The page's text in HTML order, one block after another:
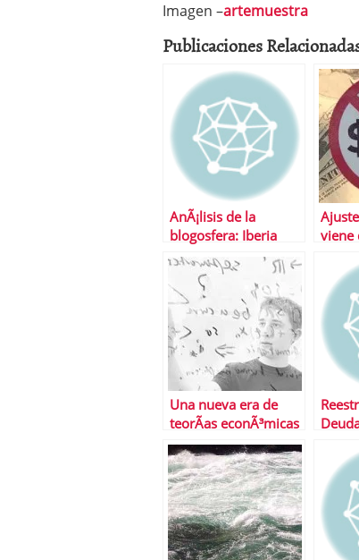
Imagen –artemuestra
Publicaciones
AnÃ¡lisis de la
blogosfera: Iberia
viene
Una nueva era de
teorÃ­as econÃ³micas